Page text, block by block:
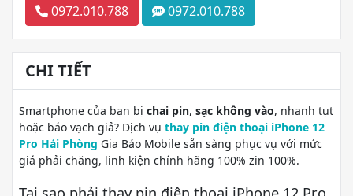
0972.010.788 0972.010.788
CHI TIẾT
Smartphone của bạn bị chai pin, sạc không vào, nhanh tụt
hoặc báo vạch giả? Dịch vụ thay pin điện thoại iPhone 12
Pro Hải Phòng Gia Bảo Mobile sẵn sàng phục vụ với mức
giá phải chăng, linh kiện chính hãng 100% zin 100%.